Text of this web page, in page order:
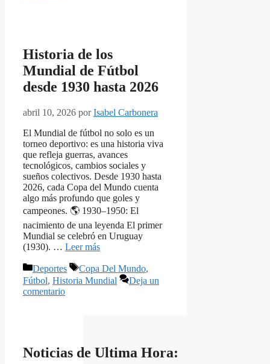
Historia de los
Mundial de Fútbol
desde 1930 hasta 2026
abril 10, 2026 porIsabel Carbonera
El Mundial de fútbol no solo es un
torneo deportivo: es una historia viva
que refleja guerras, avances
tecnológicos, cambios sociales y
sueños colectivos. Desde 1930 hasta
2026, cada Copa del Mundo cuenta
algo más profundo que goles y
campeones. 🌎 1930–1950: El
nacimiento de una leyenda El primer
Mundial se celebró en Uruguay
(1930). … Leer más
Categorías
Deportes Etiquetas
Copa Del Mundo,
Fútbol, Historia Mundial
Deja un
comentario
Noticias de Ultima Hora: